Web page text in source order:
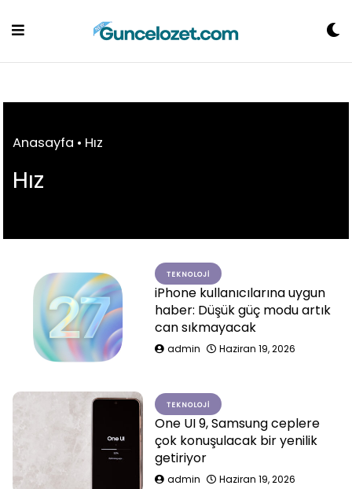
Anasayfa • Hız
Hız
TEKNOLOJI
iPhone kullanıcılarına uygun
haber: Düşük güç modu artık
can sıkmayacak
admin Haziran 19, 2026
TEKNOLOJI
One UI 9, Samsung ceplere
çok konuşulacak bir yenilik
getiriyor
admin Haziran 19, 2026